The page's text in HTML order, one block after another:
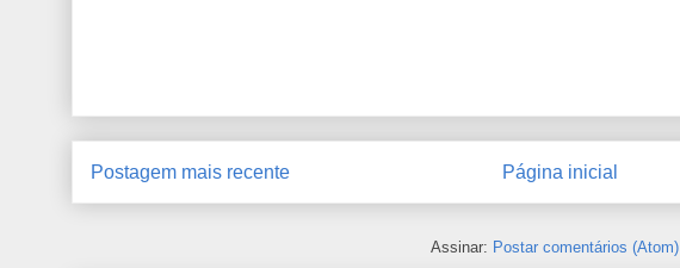
Postagem mais recente Página inicial
Assinar: Postar comentários (Atom)